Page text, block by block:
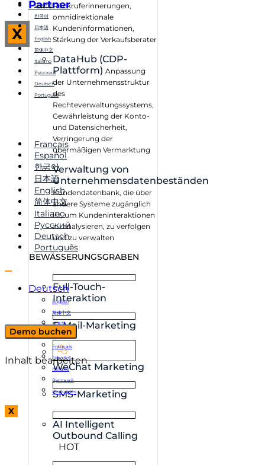
Rückruferinnerungen,
omnidirektionale
Kundeninformationen,
Stärkung der Verkaufsberater
DataHub (CDP-
Plattform) Anpassung
der Unternehmensstruktur
des
Rechteverwaltungssystems,
Gewährleistung der Konto-
und Datensicherheit,
Verringerung der
übermäßigen Vermarktung
Verwaltung von
Unternehmensdatenbeständen
Kundendatenbank, die über
andere Systeme zugänglich
ist, um Kundeninteraktionen
zu analysieren, zu verfolgen
und zu verwalten
BEWÄSSERUNGSGRABEN
Full-Touch-
Interaktion
E-Mail-Marketing
WeChat Marketing
SMS-Marketing
AI Intelligent
Outbound Calling
HOT
Partner
X
Español
한국어
日本語
English
简体中文
Italiano
Русский
Deutsch
Português
Français
Español
한국어
日本語
English
简体中文
Italiano
Русский
Deutsch
Português
Deutsch
English
简体中文
日本語
한국어
Français
Español
Italiano
Русский
Português
X
Demo buchen
Inhalt bearbeiten